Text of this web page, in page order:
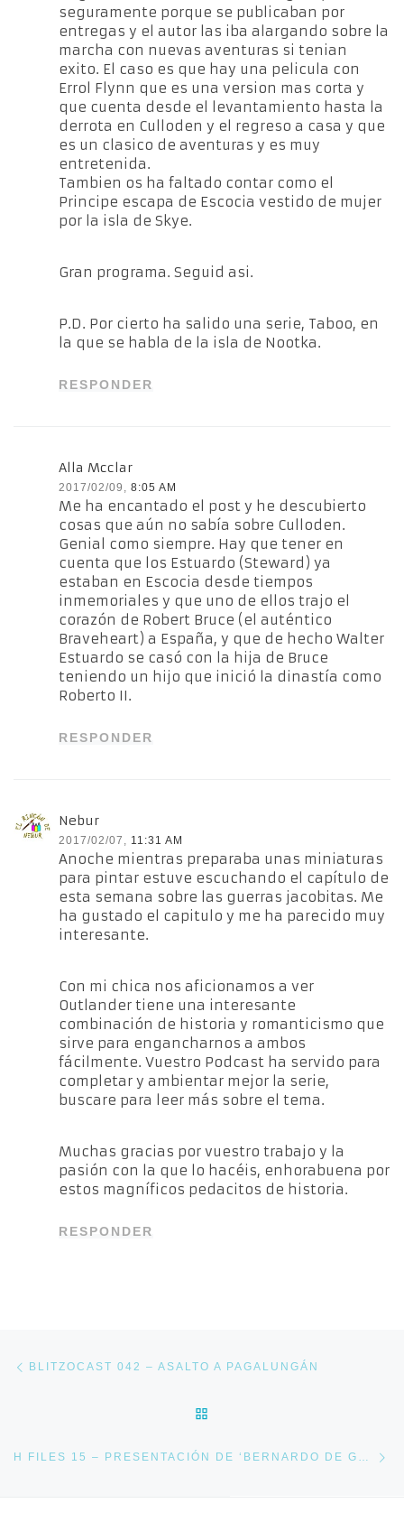
seguramente porque se publicaban por
entregas y el autor las iba alargando sobre la
marcha con nuevas aventuras si tenian
exito. El caso es que hay una pelicula con
Errol Flynn que es una version mas corta y
que cuenta desde el levantamiento hasta la
derrota en Culloden y el regreso a casa y que
es un clasico de aventuras y es muy
entretenida.
Tambien os ha faltado contar como el
Principe escapa de Escocia vestido de mujer
por la isla de Skye.
Gran programa. Seguid asi.
P.D. Por cierto ha salido una serie, Taboo, en
la que se habla de la isla de Nootka.
RESPONDER
Alla Mcclar
2017/02/09, 8:05 AM
Me ha encantado el post y he descubierto
cosas que aún no sabía sobre Culloden.
Genial como siempre. Hay que tener en
cuenta que los Estuardo (Steward) ya
estaban en Escocia desde tiempos
inmemoriales y que uno de ellos trajo el
corazón de Robert Bruce (el auténtico
Braveheart) a España, y que de hecho Walter
Estuardo se casó con la hija de Bruce
teniendo un hijo que inició la dinastía como
Roberto II.
RESPONDER
Nebur
2017/02/07, 11:31 AM
Anoche mientras preparaba unas miniaturas
para pintar estuve escuchando el capítulo de
esta semana sobre las guerras jacobitas. Me
ha gustado el capitulo y me ha parecido muy
interesante.
Con mi chica nos aficionamos a ver
Outlander tiene una interesante
combinación de historia y romanticismo que
sirve para engancharnos a ambos
fácilmente. Vuestro Podcast ha servido para
completar y ambientar mejor la serie,
buscare para leer más sobre el tema.
Muchas gracias por vuestro trabajo y la
pasión con la que lo hacéis, enhorabuena por
estos magníficos pedacitos de historia.
RESPONDER
Navegación de entradas
BLITZOCAST 042 – ASALTO A PAGALUNGÁN
H FILES 15 – PRESENTACIÓN DE ‘BERNARDO DE GÁLVEZ. HÉROE RECUPERADO’ EN EL INSTITUTO CERVANTES POR MANUEL OLMEDO CHECA